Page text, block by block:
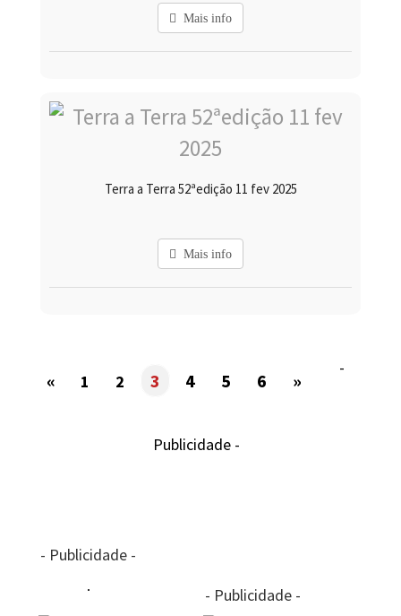
Mais info
Terra a Terra 52ªedição 11 fev 2025
Mais info
« 1 2 3 4 5 6 »
-
Publicidade -
- Publicidade -
- Publicidade -